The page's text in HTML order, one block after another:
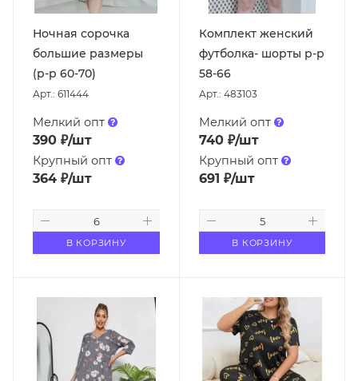
Ночная сорочка
большие размеры
(р-р 60-70)
Арт.: 611444
Мелкий опт
390 ₽/шт
Крупный опт
364 ₽/шт
В КОРЗИНУ
Комплект женский
футболка- шорты р-р
58-66
Арт.: 483103
Мелкий опт
740₽/шт
Крупный опт
691 ₽/шт
В КОРЗИНУ